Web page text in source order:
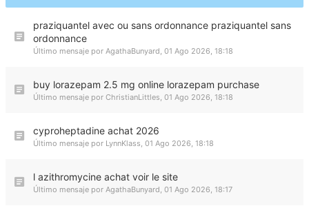
praziquantel avec ou sans ordonnance praziquantel sans
ordonnance
Último mensaje por AgathaBunyard, 01 Ago 2026, 18:18
buy lorazepam 2.5 mg online lorazepam purchase
Último mensaje por ChristianLittles, 01 Ago 2026, 18:18
cyproheptadine achat 2026
Último mensaje por LynnKlass, 01 Ago 2026, 18:18
l azithromycine achat voir le site
Último mensaje por AgathaBunyard, 01 Ago 2026, 18:17